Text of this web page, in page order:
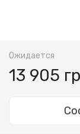
Ожидается
13 905